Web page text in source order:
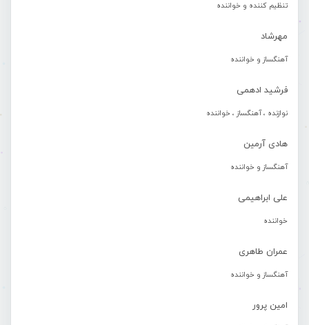
تنظیم کننده و خواننده
مهرشاد
آهنگساز و خواننده
فرشید ادهمی
نوازنده ، آهنگساز ، خواننده
هادی آرمین
آهنگساز و خواننده
علی ابراهیمی
خواننده
عمران طاهری
آهنگساز و خواننده
امین پرور